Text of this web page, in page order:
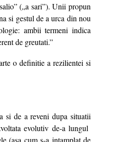
(„a sari”). Unii propun
si gestul de a urca din nou
ambii termeni indica
de greutati.”
o definitie a rezilientei si
si de a reveni dupa situatii
evolutiv de-a lungul
(asa cum s-a intamplat de